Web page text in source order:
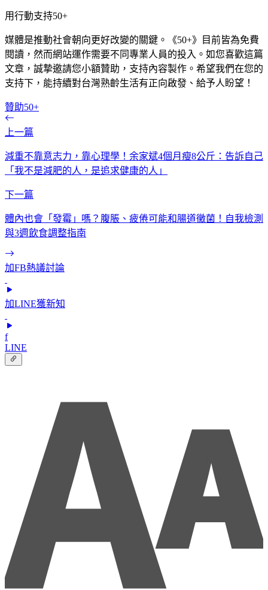
用行動支持50+
媒體是推動社會朝向更好改變的關鍵。《50+》目前皆為免費
閱讀，然而網站運作需要不同專業人員的投入。如您喜歡這篇
文章，誠摯邀請您小額贊助，支持內容製作。希望我們在您的
支持下，能持續對台灣熟齡生活有正向啟發、給予人盼望！
贊助50+
上一篇
減重不靠意志力，靠心理學！余家斌4個月瘦8公斤：告訴自己
「我不是減肥的人，是追求健康的人」
下一篇
體內也會「發霉」嗎？腹脹、疲倦可能和腸道黴菌！自我檢測
與3週飲食調整指南
加FB熱議討論
加LINE獲新知
f
LINE